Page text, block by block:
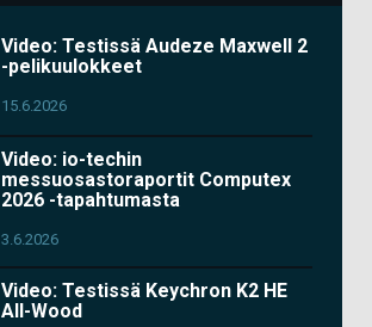
Video: Testissä Audeze Maxwell 2
-pelikuulokkeet
15.6.2026
Video: io-techin
messuosastoraportit Computex
2026 -tapahtumasta
3.6.2026
Video: Testissä Keychron K2 HE
All-Wood